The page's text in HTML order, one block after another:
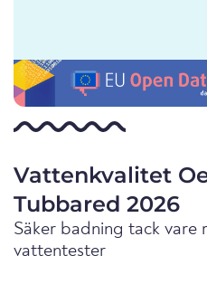
Vattenkvalitet
Tubbared 2026
Säker badning tack vare
vattentester